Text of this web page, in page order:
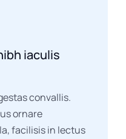
iaculis
convallis.
ornare
facilisis in lectus